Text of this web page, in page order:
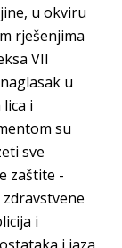
u okviru
rješenjima
VII
u
i
su
sve
zaštite -
i